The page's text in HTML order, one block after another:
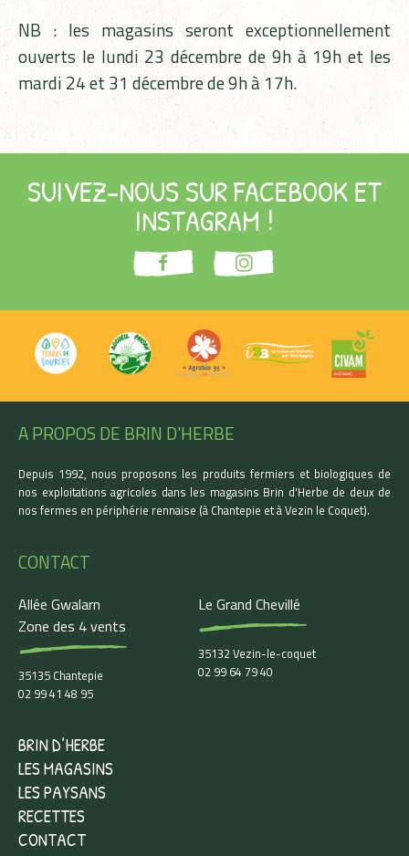
NB : les magasins seront exceptionnellement
ouverts le lundi 23 décembre de 9h à 19h et les
mardi 24 et 31 décembre de 9h à 17h.
SUIVEZ-NOUS SUR FACEBOOK ET
INSTAGRAM !
A PROPOS DE BRIN D'HERBE
Depuis 1992, nous proposons les produits fermiers et biologiques de
nos exploitations agricoles dans les magasins Brin d'Herbe de deux de
nos fermes en périphérie rennaise (à Chantepie et à Vezin le Coquet).
CONTACT
Allée Gwalarn
Zone des 4 vents
35135 Chantepie
02 99 41 48 95
Le Grand Chevillé
35132 Vezin-le-coquet
02 99 64 79 40
BRIN D’HERBE
LES MAGASINS
LES PAYSANS
RECETTES
CONTACT